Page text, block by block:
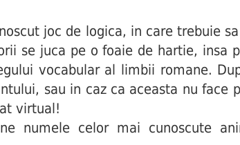
joc de logica, in care trebuie
se juca pe o foaie de hartie,
vocabular al limbii romane.
sau in caz ca aceasta nu face
virtual!
numele celor mai cunoscute